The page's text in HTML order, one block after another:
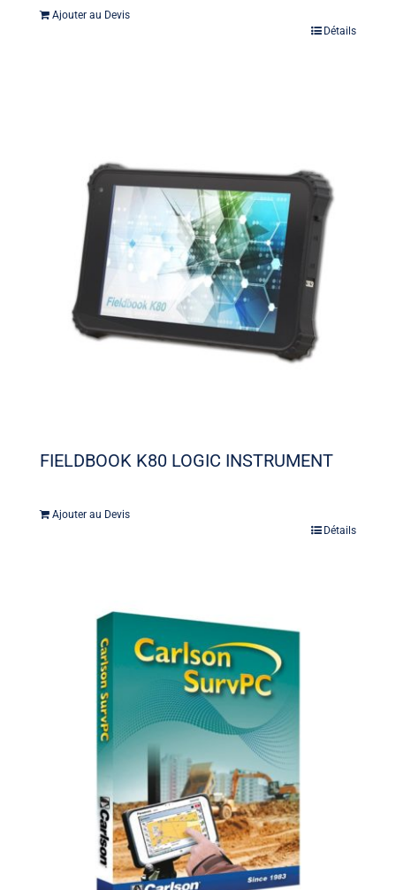
Ajouter au Devis
Détails
FIELDBOOK K80 LOGIC INSTRUMENT
Ajouter au Devis
Détails